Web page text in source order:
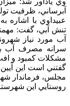
آبرساني، ظرفيت
عبيداوي با
تنش آبي، گفت:
آب مورد نياز
سرانه مصرف آب
مشكلات كمبود و
گفتني است اين
مجلس، فرماندار
روستايي اين